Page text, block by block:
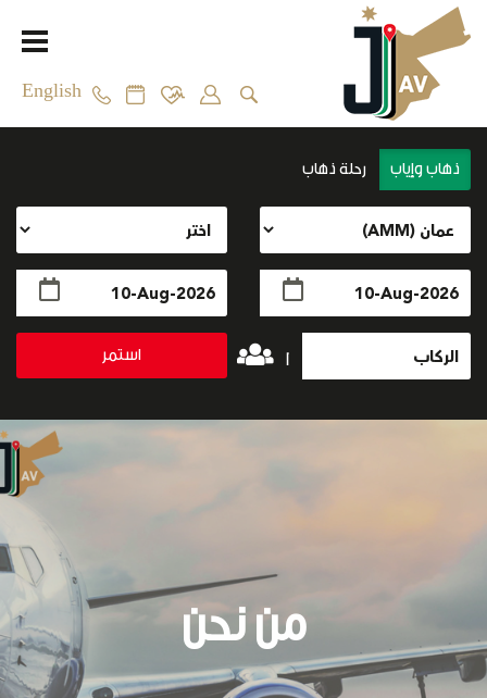
English
ذهاب وإياب رحلة ذهاب
1 استمر
من نحن